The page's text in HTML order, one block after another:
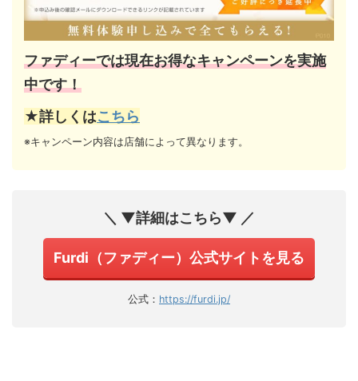
ファディーでは現在お得なキャンペーンを実施
中です！
★詳しくはこちら
※キャンペーン内容は店舗によって異なります。
＼ ▼詳細はこちら▼ ／
Furdi（ファディー）公式サイトを見る
公式： https://furdi.jp/